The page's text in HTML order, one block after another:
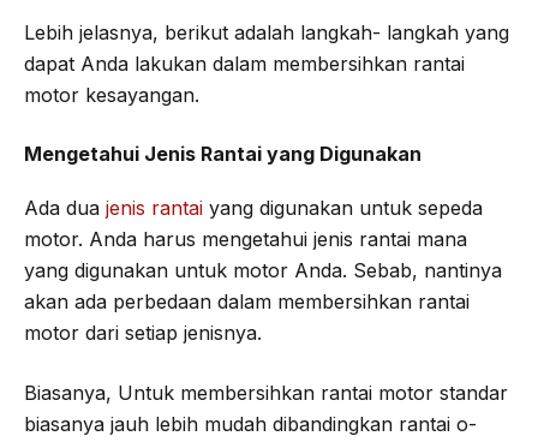
Lebih jelasnya, berikut adalah langkah- langkah yang
dapat Anda lakukan dalam membersihkan rantai
motor kesayangan.
Mengetahui Jenis Rantai yang Digunakan
Ada dua jenis rantai yang digunakan untuk sepeda
motor. Anda harus mengetahui jenis rantai mana
yang digunakan untuk motor Anda. Sebab, nantinya
akan ada perbedaan dalam membersihkan rantai
motor dari setiap jenisnya.
Biasanya, Untuk membersihkan rantai motor standar
biasanya jauh lebih mudah dibandingkan rantai o-